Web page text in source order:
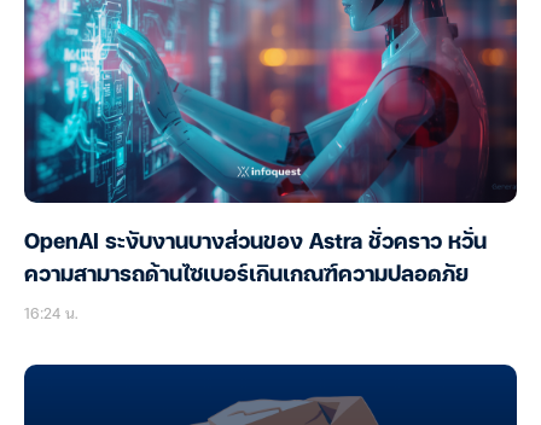
OpenAI ระงับงานบางส่วนของ Astra ชั่วคราว หวั่น
ความสามารถด้านไซเบอร์เกินเกณฑ์ความปลอดภัย
16:24 น.